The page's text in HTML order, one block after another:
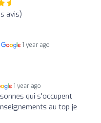
avis)
1 year ago
1 year ago
qui s'occupent
au top je